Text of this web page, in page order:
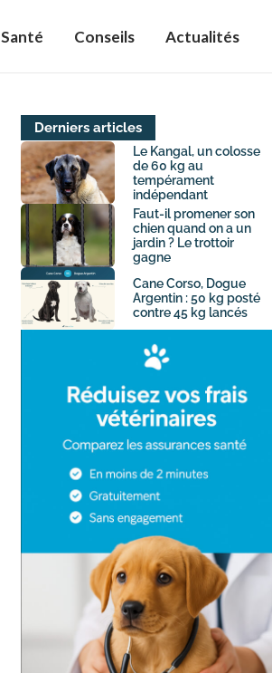
Santé Conseils Actualités
Derniers articles
Le Kangal, un colosse
de 60 kg au
tempérament
indépendant
Faut-il promener son
chien quand on a un
jardin ? Le trottoir
gagne
Cane Corso, Dogue
Argentin : 50 kg posté
contre 45 kg lancés